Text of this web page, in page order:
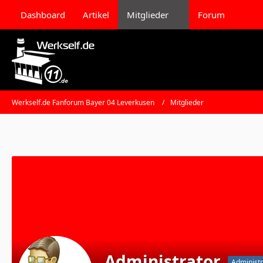
Dashboard Artikel Mitglieder Forum
Werkself.de Fanforum Bayer 04 Leverkusen Mitglieder